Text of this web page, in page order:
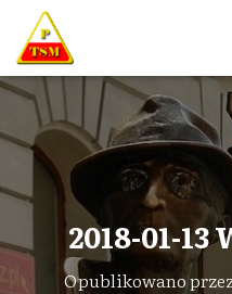
2018-01-13
Opublikowano